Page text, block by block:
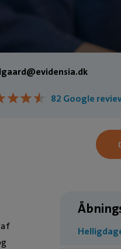
★★★
★★★ 82 Google
af